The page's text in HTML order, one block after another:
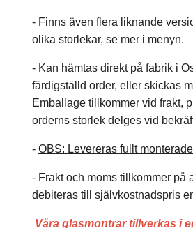
- Finns även flera liknande
olika storlekar, se mer i menyn.
- Kan hämtas direkt på fabrik i
färdigställd order, eller skickas
Emballage tillkommer vid frakt,
orderns storlek delges vid
- OBS: Levereras fullt
- Frakt och moms tillkommer på
debiteras till självkostnadspris
Våra glasmontrar tillverkas i